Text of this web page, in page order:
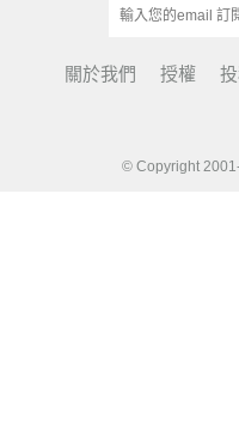
關於我們 授權
© Copyright